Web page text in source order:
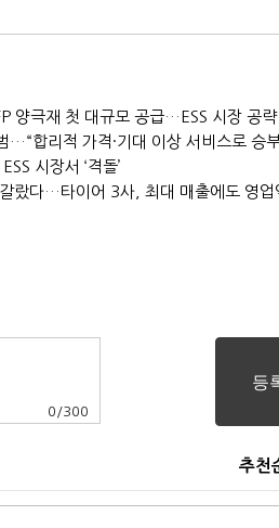
양극재 첫 대규모 공급…ESS 시장 공략
…“합리적 가격·기대 이상 서비스로 승
시장서 ‘격돌’
랐다…타이어 3사, 최대 매출에도 영업
0 /300
추천